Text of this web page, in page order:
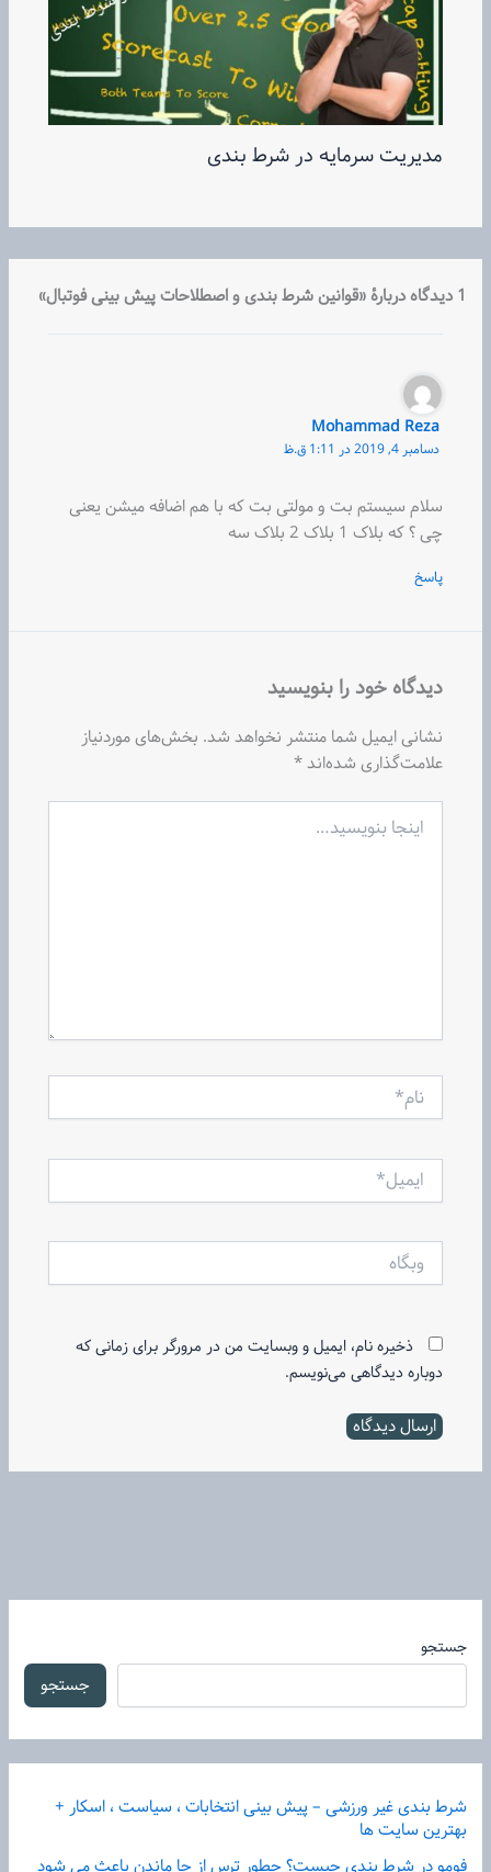
مدیریت سرمایه در شرط بندی
1 دیدگاه دربارهٔ «قوانین شرط بندی و اصطلاحات پیش بینی فوتبال»
Mohammad Reza
دسامبر 4, 2019 در 1:11 ق.ظ
سلام سیستم بت و مولتی بت که با هم اضافه میشن یعنی
چی ؟ که بلاک 1 بلاک 2 بلاک سه
پاسخ
دیدگاه‌ خود را بنویسید
نشانی ایمیل شما منتشر نخواهد شد. بخش‌های موردنیاز
علامت‌گذاری شده‌اند*
بنویسید…
نام*
ایمیل*
ذخیره نام، ایمیل و وبسایت من در مرورگر برای زمانی که
دوباره دیدگاهی می‌نویسم.
جستجو
جستجو
شرط بندی غیر ورزشی – پیش بینی انتخابات ، سیاست ، اسکار +
بهترین سایت ها
فومو در شرط بندی چیست؟ چطور ترس از جا ماندن باعث می شود